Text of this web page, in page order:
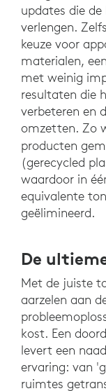
updates die
verlengen.
keuze voor
materialen,
met weinig
resultaten die
verbeteren en
omzetten. Zo
producten
(gerecycled
waardoor in
equivalente
geëlimineerd.
De
Met de juiste
aarzelen aan
kost. Een
levert een
ervaring: van
ruimtes